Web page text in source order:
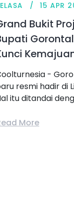
15 APR
Bukit
-
resmi hadir di
itu ditandai
More